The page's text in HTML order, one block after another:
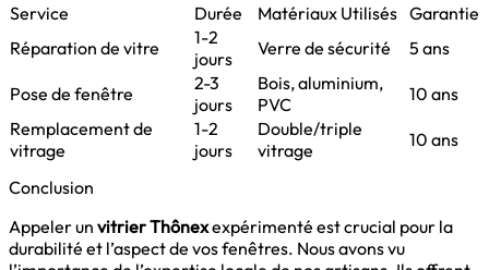
Service
Durée Matériaux Utilisés Garantie
Réparation de vitre
1-2
jours
Verre de sécurité 5 ans
Pose de fenêtre
2-3
jours
Bois, aluminium,
PVC
10 ans
Remplacement de
vitrage
1-2
jours
Double/triple
vitrage
10 ans
Conclusion
Appeler un vitrier Thônexexpérimenté est crucial pour la
durabilité et l’aspect de vos fenêtres. Nous avons vu